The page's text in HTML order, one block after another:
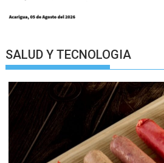
SALUD Y TECNOLOGIA